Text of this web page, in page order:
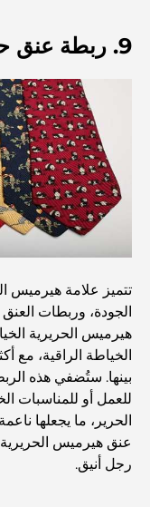
أغلى سيارات
الانتقال إلى دبي
رحلة سفاري
أغلى سيارات تسلا:
مطاعم الوصل:
أغنى عشر دول في
أنشطة يمكنك
9. ربطة عنق حريرية من هيرميس
تتميز علامة هيرميس
الجودة، وربطات
هيرميس الحريرية
بينها. ستُضفي هذه
للعمل أو للمناسبات
الحرير، ما يجعلها
عنق هيرميس
رجل أنيق.